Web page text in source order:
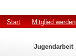
Start Mitglied werden
Jugendarbeit